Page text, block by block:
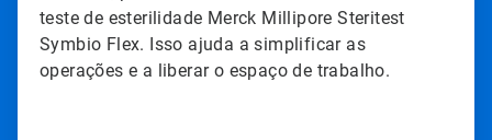
teste de esterilidade Merck Millipore Steritest
Symbio Flex. Isso ajuda a simplificar as
operações e a liberar o espaço de trabalho.